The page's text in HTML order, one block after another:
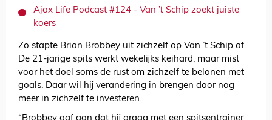
Ajax Life Podcast #124 - Van ’t Schip zoekt juiste
koers
Zo stapte Brian Brobbey uit zichzelf op Van ’t Schip af.
De 21-jarige spits werkt wekelijks keihard, maar mist
voor het doel soms de rust om zichzelf te belonen met
goals. Daar wil hij verandering in brengen door nog
meer in zichzelf te investeren.